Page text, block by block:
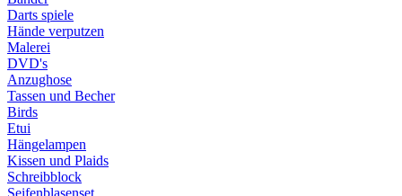
Darts spiele
Hände verputzen
Malerei
DVD's
Anzughose
Tassen und Becher
Birds
Etui
Hängelampen
Kissen und Plaids
Schreibblock
Seifenblasenset